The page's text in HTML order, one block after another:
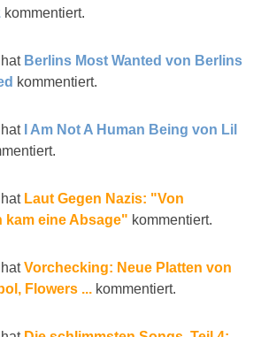
kommentiert.
hat Berlins Most Wanted von Berlins
kommentiert.
hat
I Am Not A Human Being von Lil
hat Laut Gegen Nazis: "Von
kam eine Absage" kommentiert.
hatVorchecking: Neue Platten von
Flowers ... kommentiert.